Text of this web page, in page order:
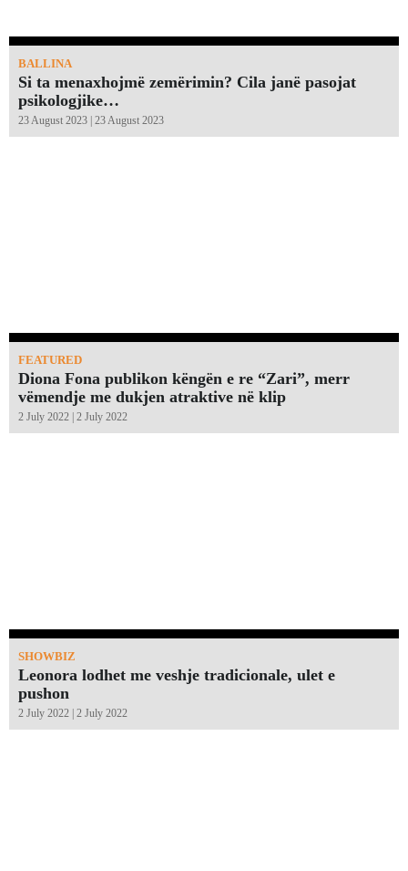
BALLINA
Si ta menaxhojmë zemërimin? Cila janë pasojat
psikologjike…
23 August 2023 | 23 August 2023
FEATURED
Diona Fona publikon këngën e re “Zari”, merr
vëmendje me dukjen atraktive në klip
2 July 2022 | 2 July 2022
SHOWBIZ
Leonora lodhet me veshje tradicionale, ulet e
pushon
2 July 2022 | 2 July 2022